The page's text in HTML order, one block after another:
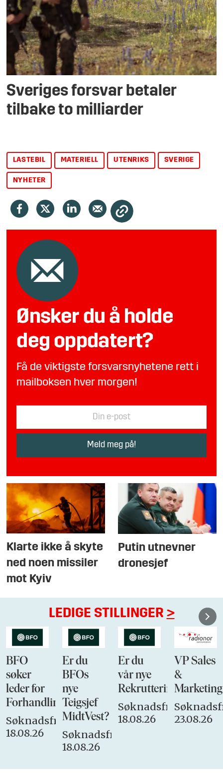
Sveriges forsvar betaler
tilbake to milliarder
LASTEBIL MATERIELL UTENRIKS SVERIGE
NYHETER
Ønsker du å holde
deg oppdatert?
Få de viktigste forsvarsnyhetene rett i
mailboksen hver morgen!
Klarte ikke å skyte
ned noen missiler
mot Kyiv
Putin utnevner
dronesjef
LEDIGE STILLINGER >
BFO
søker
leder for
Forhandlingsutvalget
Søknadsfrist:
18.08.26
Er du
BFOs
nye
Teigsjef
MidtVest?
Søknadsfrist:
18.08.26
Er du
vår nye
Søknadsfrist:
18.08.26
VP Sales
&
Marketing
23.08.26